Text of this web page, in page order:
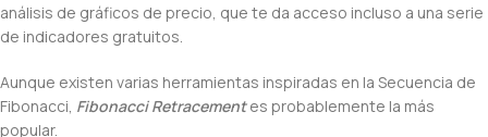
análisis de gráficos de precio, que te da acceso incluso a una serie
de indicadores gratuitos.
Aunque existen varias herramientas inspiradas en la Secuencia de
Fibonacci, Fibonacci Retracement es probablemente la más
popular.